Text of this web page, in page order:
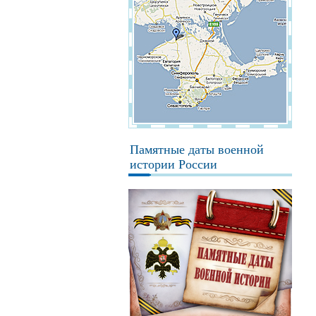
Памятные даты военной
истории России